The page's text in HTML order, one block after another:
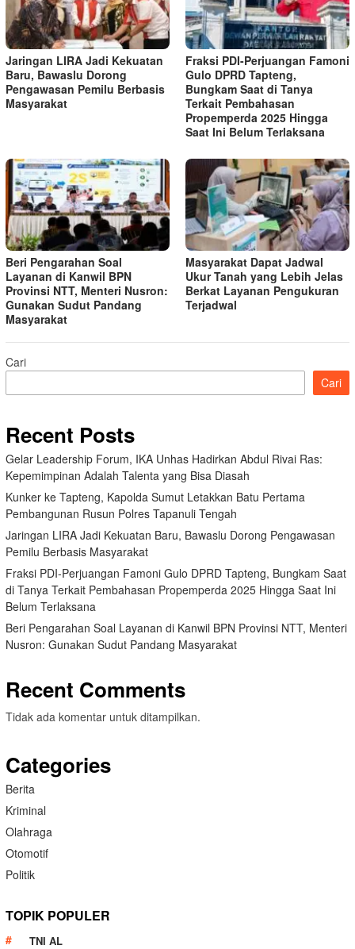
Jaringan LIRA Jadi Kekuatan
Baru, Bawaslu Dorong
Pengawasan Pemilu Berbasis
Masyarakat
Fraksi PDI-Perjuangan Famoni
Gulo DPRD Tapteng,
Bungkam Saat di Tanya
Terkait Pembahasan
Propemperda 2025 Hingga
Saat Ini Belum Terlaksana
Beri Pengarahan Soal
Layanan di Kanwil BPN
Provinsi NTT, Menteri Nusron:
Gunakan Sudut Pandang
Masyarakat
Masyarakat Dapat Jadwal
Ukur Tanah yang Lebih Jelas
Berkat Layanan Pengukuran
Terjadwal
Cari
Cari
Recent Posts
Gelar Leadership Forum, IKA Unhas Hadirkan Abdul Rivai Ras:
Kepemimpinan Adalah Talenta yang Bisa Diasah
Kunker ke Tapteng, Kapolda Sumut Letakkan Batu Pertama
Pembangunan Rusun Polres Tapanuli Tengah
Jaringan LIRA Jadi Kekuatan Baru, Bawaslu Dorong Pengawasan
Pemilu Berbasis Masyarakat
Fraksi PDI-Perjuangan Famoni Gulo DPRD Tapteng, Bungkam Saat
di Tanya Terkait Pembahasan Propemperda 2025 Hingga Saat Ini
Belum Terlaksana
Beri Pengarahan Soal Layanan di Kanwil BPN Provinsi NTT, Menteri
Nusron: Gunakan Sudut Pandang Masyarakat
Recent Comments
Tidak ada komentar untuk ditampilkan.
Categories
Berita
Kriminal
Olahraga
Otomotif
Politik
TOPIK POPULER
TNI AL